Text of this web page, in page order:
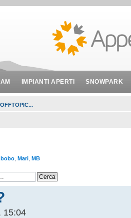
IMPIANTI APERTI SNOWPARK
bobo Mari MB
15:04